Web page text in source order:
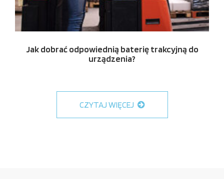
Jak dobrać odpowiednią baterię trakcyjną do
urządzenia?
CZYTAJ WIĘCEJ